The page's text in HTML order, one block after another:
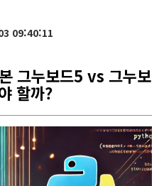
09:40:11
그누보드5 vs 그누보
할까?